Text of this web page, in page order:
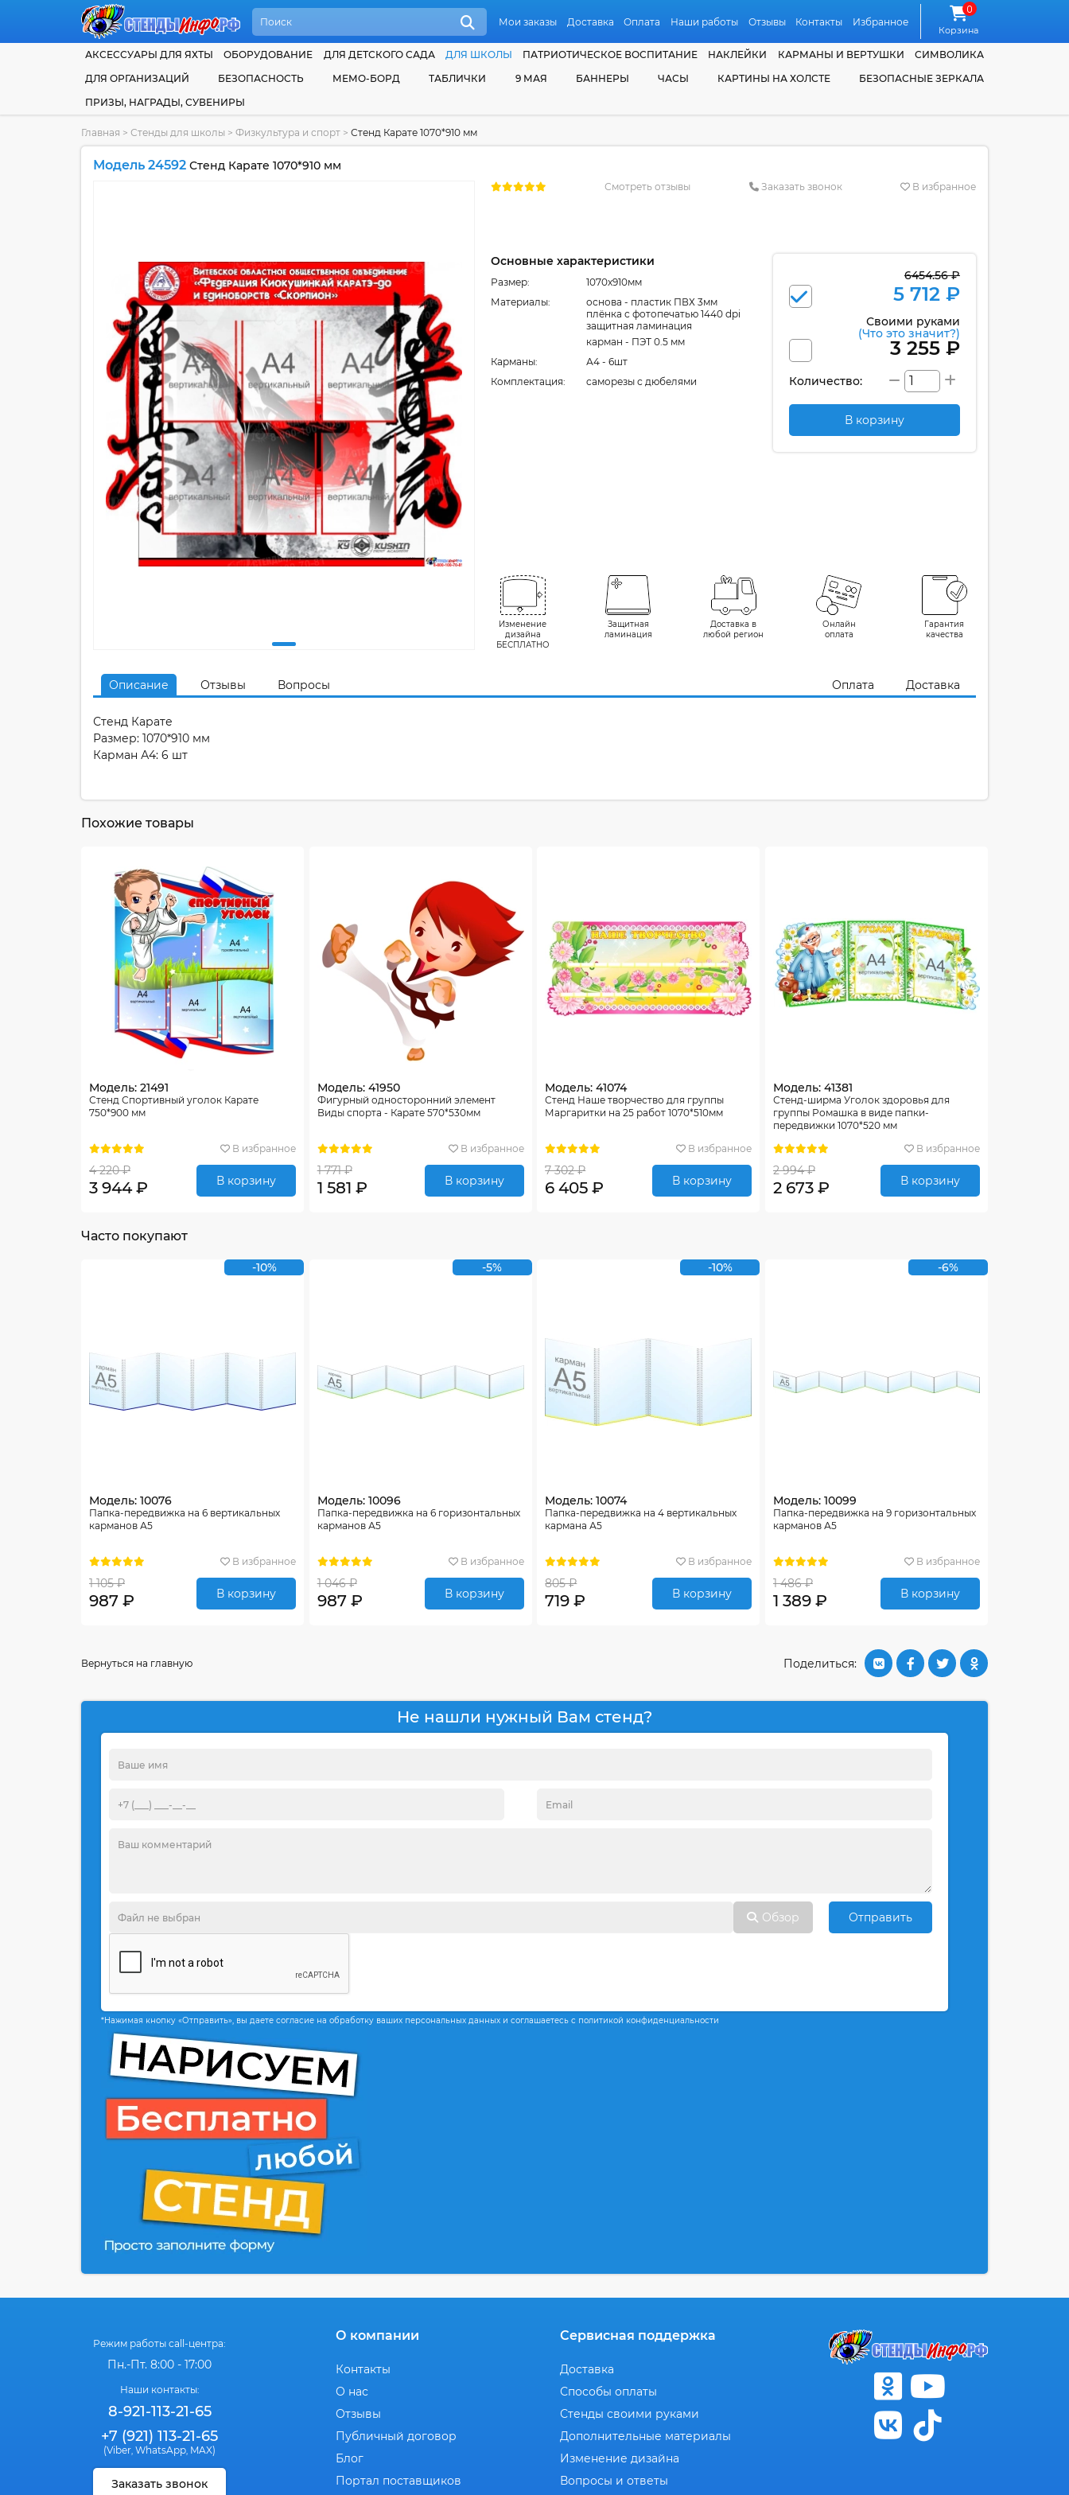
Мои заказы Доставка Оплата Наши работы Отзывы Контакты Избранное
0
Корзина
АКСЕССУАРЫ ДЛЯ ЯХТЫ ОБОРУДОВАНИЕ ДЛЯ ДЕТСКОГО САДА ДЛЯ ШКОЛЫ ПАТРИОТИЧЕСКОЕ ВОСПИТАНИЕ НАКЛЕЙКИ КАРМАНЫ И ВЕРТУШКИ
СИМВОЛИКА
ДЛЯ ОРГАНИЗАЦИЙ
БЕЗОПАСНОСТЬ МЕМО-БОРД ТАБЛИЧКИ 9 МАЯ БАННЕРЫ ЧАСЫ КАРТИНЫ НА ХОЛСТЕ
БЕЗОПАСНЫЕ ЗЕРКАЛА
ПРИЗЫ, НАГРАДЫ, СУВЕНИРЫ
Главная > Стенды для школы > Физкультура и спорт > Стенд Карате 1070*910 мм
Модель 24592 Стенд Карате 1070*910 мм
Смотреть отзывы Заказать звонок В избранное
Основные характеристики
Размер:
1070x910мм
Материалы:
основа - пластик ПВХ 3мм
плёнка с фотопечатью 1440 dpi
защитная ламинация
карман - ПЭТ 0.5 мм
Карманы:
А4 - 6шт
Комплектация:
cаморезы с дюбелями
6454.56 ₽
5 712 ₽
Своими руками
(Что это значит?)
3 255 ₽
Количество:
В корзину
Изменение
дизайна
БЕСПЛАТНО
Защитная
ламинация
Доставка в
любой регион
Онлайн
оплата
Гарантия
качества
Описание Отзывы Вопросы Оплата Доставка
Стенд Карате
Размер: 1070*910 мм
Карман А4: 6 шт
Похожие товары
Модель: 21491
Стенд Спортивный уголок Карате
750*900 мм
В избранное
4 220 ₽
3 944 ₽ В корзину
Модель: 41950
Фигурный односторонний элемент
Виды спорта - Карате 570*530мм
В избранное
1 771 ₽
1 581 ₽ В корзину
Модель: 41074
Стенд Наше творчество для группы
Маргаритки на 25 работ 1070*510мм
В избранное
7 302 ₽
6 405 ₽ В корзину
Модель: 41381
Стенд-ширма Уголок здоровья для
группы Ромашка в виде папки-
передвижки 1070*520 мм
В избранное
2 994 ₽
2 673 ₽ В корзину
Часто покупают
-10%
Модель: 10076
Папка-передвижка на 6 вертикальных
карманов А5
В избранное
1 105 ₽
987 ₽ В корзину
-5%
Модель: 10096
Папка-передвижка на 6 горизонтальных
карманов А5
В избранное
1 046 ₽
987 ₽ В корзину
-10%
Модель: 10074
Папка-передвижка на 4 вертикальных
кармана А5
В избранное
805 ₽
719 ₽ В корзину
-6%
Модель: 10099
Папка-передвижка на 9 горизонтальных
карманов А5
В избранное
1 486 ₽
1 389 ₽ В корзину
Поделиться:
Вернуться на главную
Не нашли нужный Вам стенд?
Обзор Отправить
*Нажимая кнопку «Отправить», вы даете согласие на обработку ваших персональных данных и соглашаетесь с политикой конфиденциальности
Режим работы call-центра:
Пн.-Пт. 8:00 - 17:00
Наши контакты:
8-921-113-21-65
+7 (921) 113-21-65
(Viber, WhatsApp, MAX)
Заказать звонок
О компании
Контакты
О нас
Отзывы
Публичный договор
Блог
Портал поставщиков
Сервисная поддержка
Доставка
Способы оплаты
Стенды своими руками
Дополнительные материалы
Изменение дизайна
Вопросы и ответы